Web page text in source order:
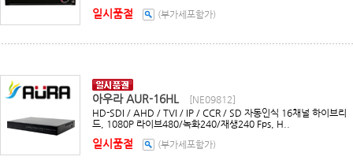
일시품절 (부가세포함가)
아우라 AUR-16HL
[NE09812]
HD-SDI / AHD / TVI / IP / CCR / SD 자동인식 16채널 하이브리
드, 1080P 라이브480/녹화240/재생240 Fps, H..
일시품절 (부가세포함가)